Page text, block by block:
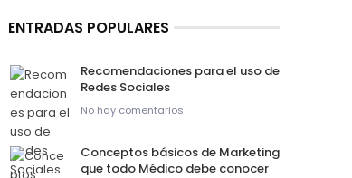
ENTRADAS POPULARES
Recomendaciones para el uso de
Redes Sociales
No hay comentarios
Conceptos básicos de Marketing
que todo Médico debe conocer